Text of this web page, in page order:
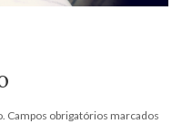
Campos obrigatórios marcados